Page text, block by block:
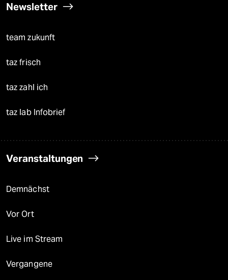
Newsletter
team zukunft
taz frisch
taz zahl ich
taz lab Infobrief
Veranstaltungen
Demnächst
Vor Ort
Live im Stream
Vergangene